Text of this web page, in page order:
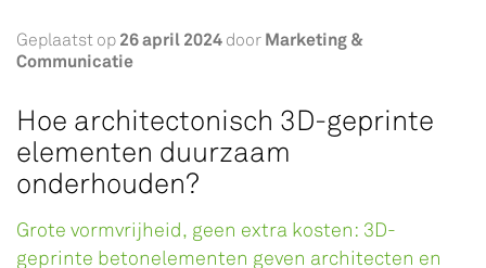
Geplaatst op 26 april 2024 door Marketing &
Communicatie
Hoe architectonisch 3D-geprinte
elementen duurzaam
onderhouden?
Grote vormvrijheid, geen extra kosten: 3D-
geprinte betonelementen geven architecten en